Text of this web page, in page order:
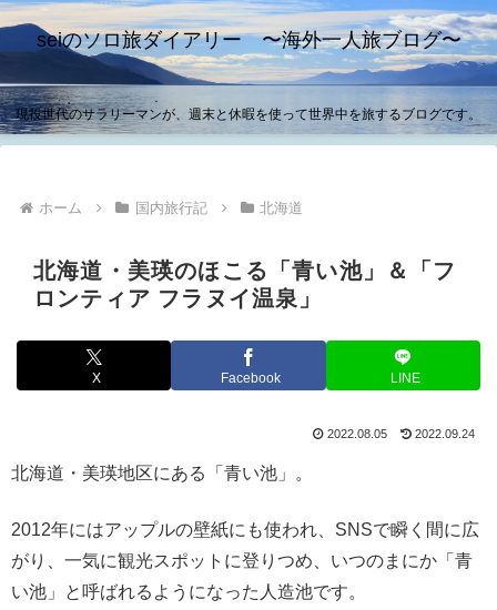
seiのソロ旅ダイアリー 〜海外一人旅ブログ〜
現役世代のサラリーマンが、週末と休暇を使って世界中を旅するブログです。
ホーム 国内旅行記 北海道
北海道・美瑛のほこる「青い池」＆「フ
ロンティア フラヌイ温泉」
X Facebook LINE
2022.08.05 2022.09.24
北海道・美瑛地区にある「青い池」。
2012年にはアップルの壁紙にも使われ、SNSで瞬く間に広
がり、一気に観光スポットに登りつめ、いつのまにか「青
い池」と呼ばれるようになった人造池です。